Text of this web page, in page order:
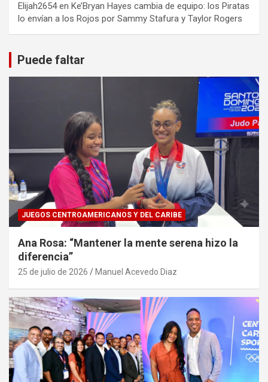
Elijah2654en Ke’Bryan Hayes cambia de equipo: los Piratas
lo envían a los Rojos por Sammy Stafura y Taylor Rogers
Puede faltar
JUEGOS CENTROAMERICANOS Y DEL CARIBE
Ana Rosa: “Mantener la mente serena hizo la
diferencia”
25 de julio de 2026 Manuel Acevedo Diaz